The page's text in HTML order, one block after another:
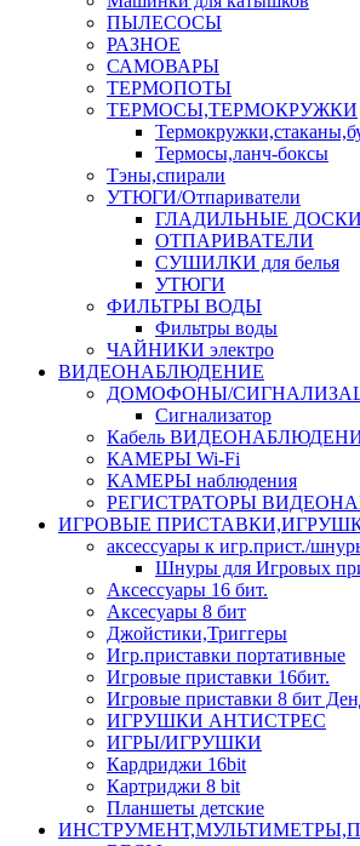
ПЫЛЕСОСЫ
РАЗНОЕ
САМОВАРЫ
ТЕРМОПОТЫ
ТЕРМОСЫ,ТЕРМОКРУЖКИ
Термосы,ланч-боксы
Тэны,спирали
УТЮГИ/Отпариватели
ГЛАДИЛЬНЫЕ ДОСКИ
ОТПАРИВАТЕЛИ
СУШИЛКИ для белья
УТЮГИ
ФИЛЬТРЫ ВОДЫ
Фильтры воды
ЧАЙНИКИ электро
ВИДЕОНАБЛЮДЕНИЕ
ДОМОФОНЫ/
Сигнализатор
Кабель
КАМЕРЫ Wi-Fi
КАМЕРЫ наблюдения
РЕГИСТРАТОРЫ
ИГРОВЫЕ
аксесcуары к игр.прист./
Шнуры для Игровых
Аксессуары 16 бит.
Аксесуары 8 бит
Джойстики,Триггеры
Игр.приставки портативные
Игровые приставки 16бит.
Игровые приставки 8 бит
ИГРУШКИ АНТИСТРЕС
ИГРЫ/ИГРУШКИ
Кардриджи 16bit
Картриджи 8 bit
Планшеты детские